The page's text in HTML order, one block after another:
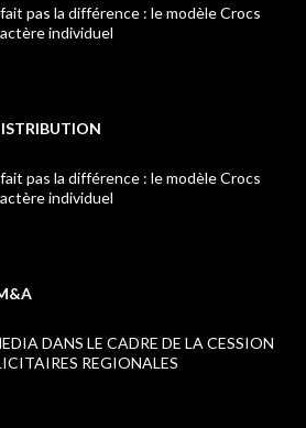
pas la différence : le modèle Crocs
individuel
pas la différence : le modèle Crocs
individuel
DANS LE CADRE DE LA CESSION
REGIONALES